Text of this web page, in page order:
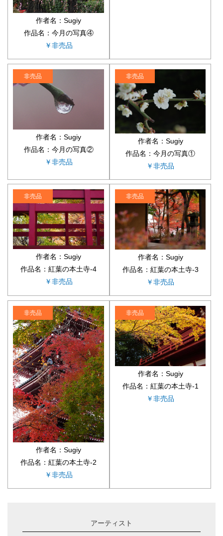
作者名：Sugiy
作品名：今月の写真④
￥非売品
非売品
作者名：Sugiy
作品名：今月の写真②
￥非売品
非売品
作者名：Sugiy
作品名：今月の写真①
￥非売品
非売品
作者名：Sugiy
作品名：紅葉の本土寺-4
￥非売品
非売品
作者名：Sugiy
作品名：紅葉の本土寺-3
￥非売品
非売品
作者名：Sugiy
作品名：紅葉の本土寺-2
￥非売品
非売品
作者名：Sugiy
作品名：紅葉の本土寺-1
￥非売品
アーティスト